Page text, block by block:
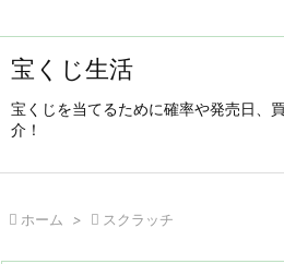
宝くじ生活
宝くじを当てるために確率や発売日、
介！
 ホーム >  スクラッチ